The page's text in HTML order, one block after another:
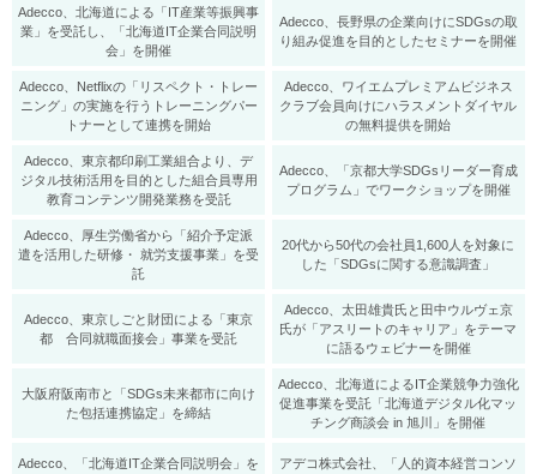
Adecco、北海道による「IT産業等振興事
業」を受託し、「北海道IT企業合同説明
会」を開催
Adecco、長野県の企業向けにSDGsの取
り組み促進を目的としたセミナーを開催
Adecco、Netflixの「リスペクト・トレー
ニング」の実施を行うトレーニングパー
トナーとして連携を開始
Adecco、ワイエムプレミアムビジネス
クラブ会員向けにハラスメントダイヤル
の無料提供を開始
Adecco、東京都印刷工業組合より、デ
ジタル技術活用を目的とした組合員専用
教育コンテンツ開発業務を受託
Adecco、「京都大学SDGsリーダー育成
プログラム」でワークショップを開催
Adecco、厚生労働省から「紹介予定派
遣を活用した研修・ 就労支援事業」を受
託
20代から50代の会社員1,600人を対象に
した「SDGsに関する意識調査」
Adecco、東京しごと財団による「東京
都 合同就職面接会」事業を受託
Adecco、太田雄貴氏と田中ウルヴェ京
氏が「アスリートのキャリア」をテーマ
に語るウェビナーを開催
大阪府阪南市と「SDGs未来都市に向け
た包括連携協定」を締結
Adecco、北海道によるIT企業競争力強化
促進事業を受託「北海道デジタル化マッ
チング商談会 in 旭川」を開催
Adecco、「北海道IT企業合同説明会」を
アデコ株式会社、「人的資本経営コンソ